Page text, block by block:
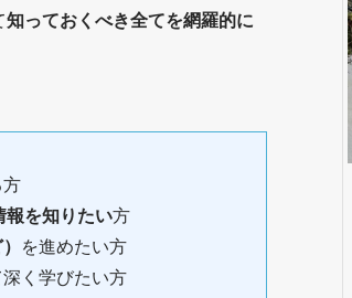
知っておくべき全てを網羅的に
方
報を知りたい方
を進めたい方
く学びたい方